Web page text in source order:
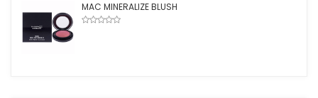
MAC MINERALIZE BLUSH